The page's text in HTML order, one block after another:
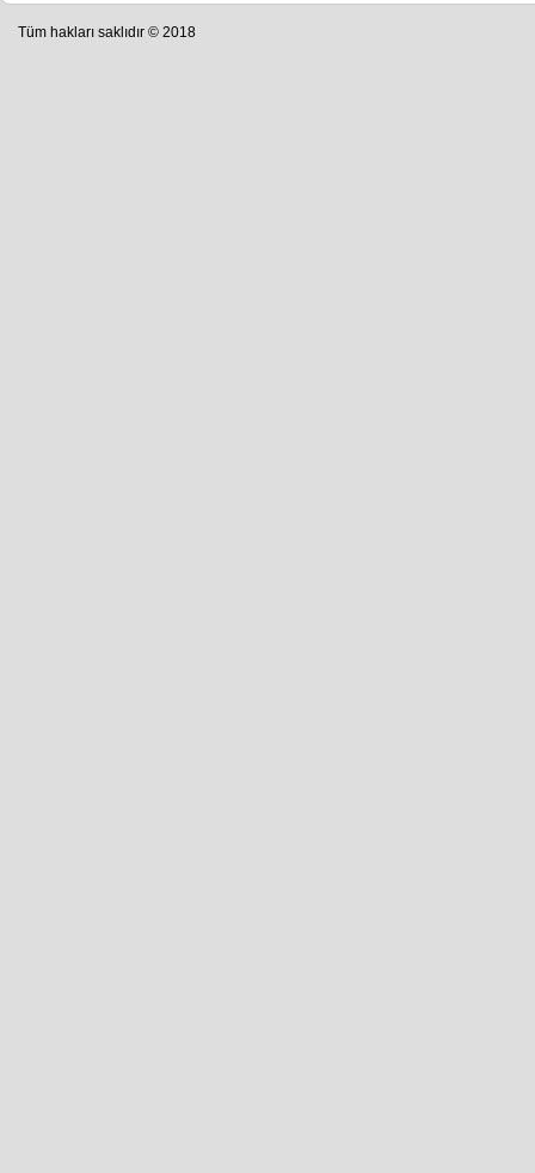
Tüm hakları saklıdır © 2018